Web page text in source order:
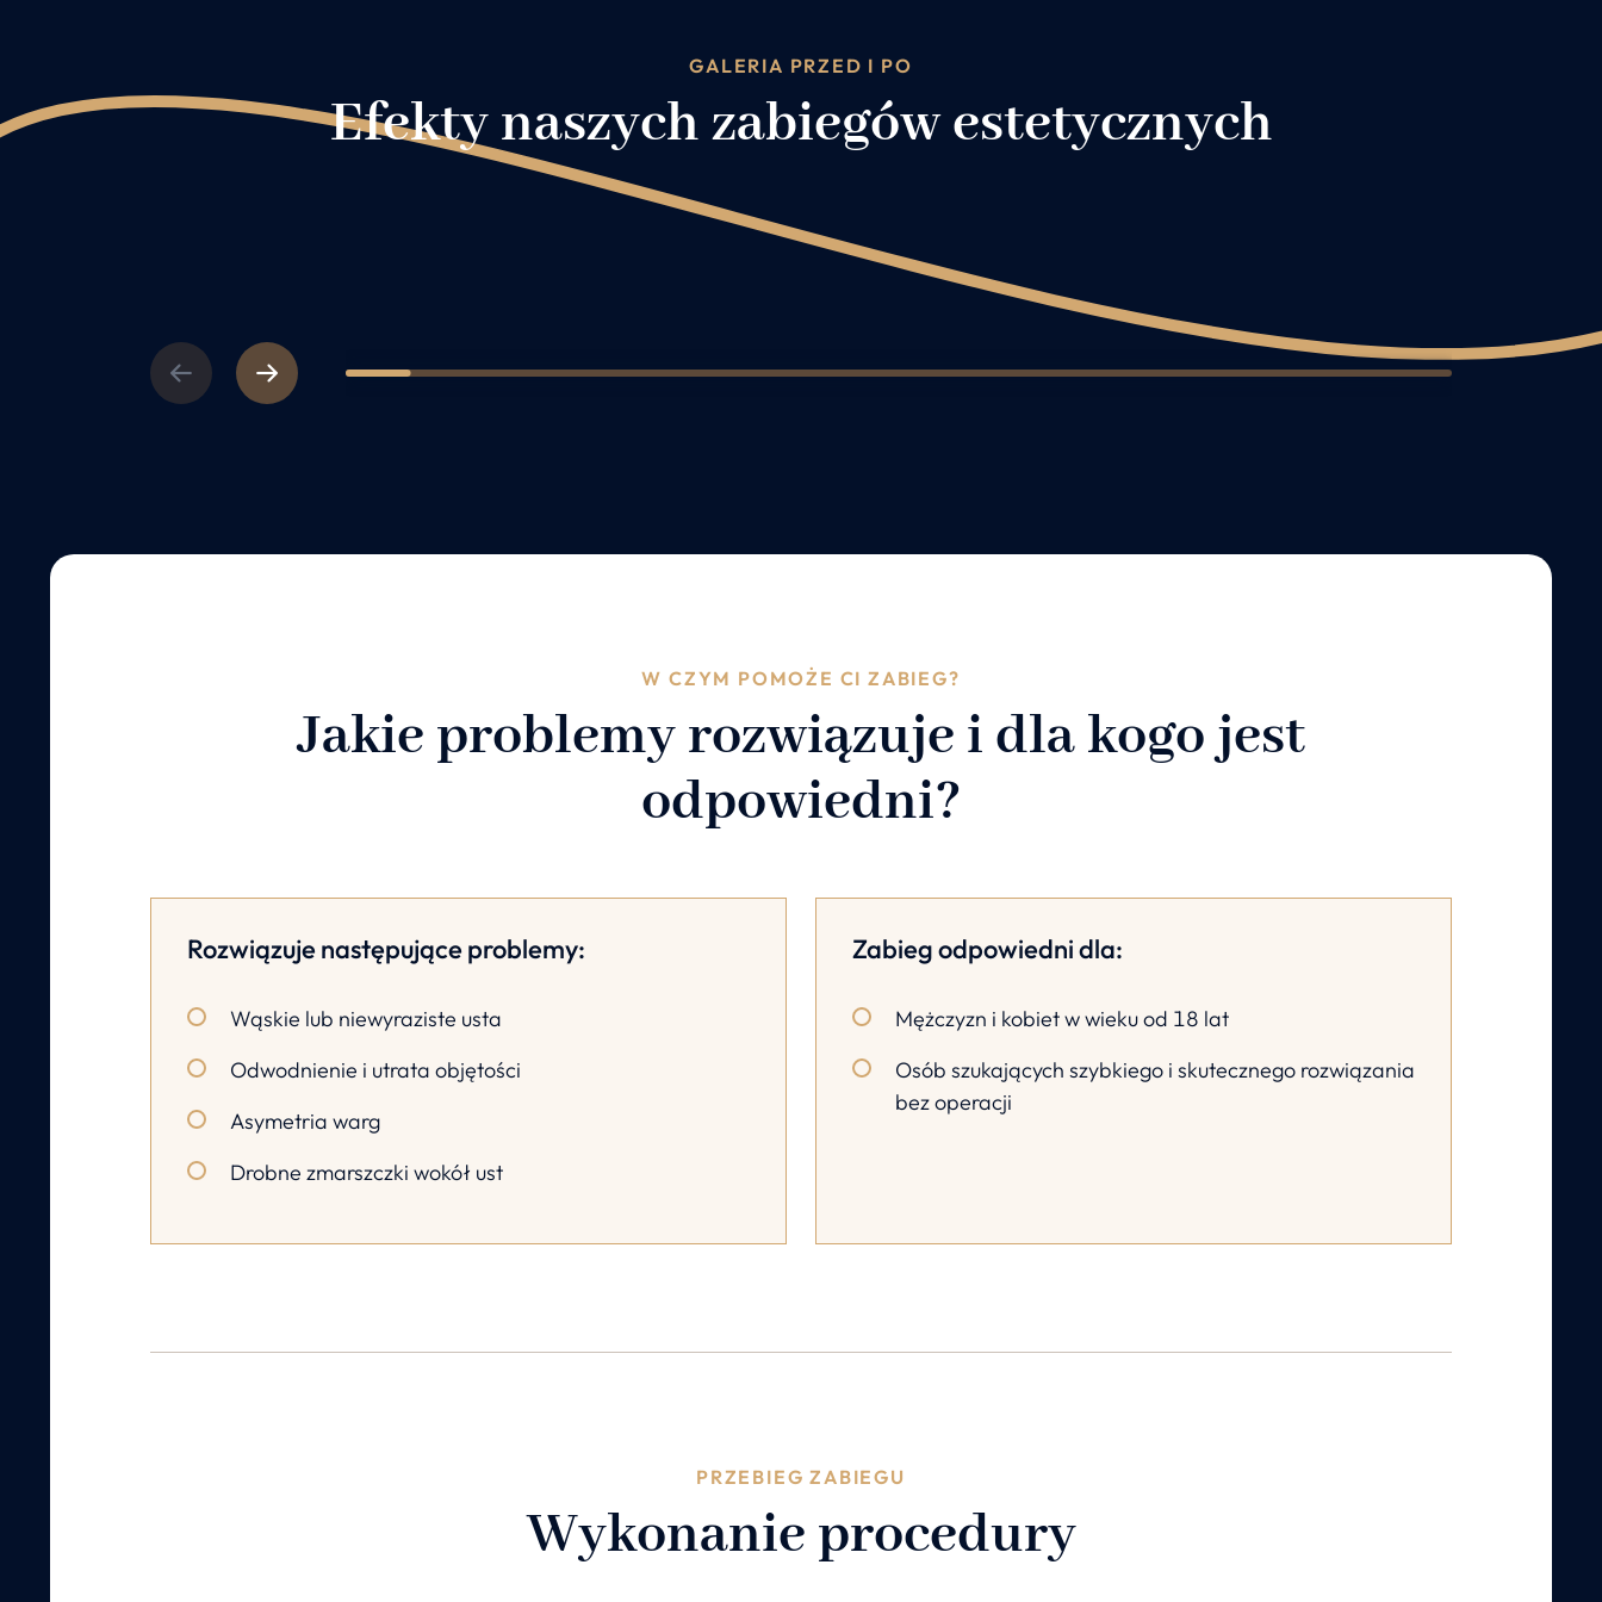
GALERIA PRZED I PO
Efekty naszych zabiegów estetycznych
Previous Next 1 2 3 4 5 6 7 8 9 10 11 12 13 14 15 16 17
W CZYM POMOŻE CI ZABIEG?
Jakie problemy rozwiązuje i dla kogo jest
odpowiedni?
Rozwiązuje następujące problemy:
Wąskie lub niewyraziste usta
Odwodnienie i utrata objętości
Asymetria warg
Drobne zmarszczki wokół ust
Zabieg odpowiedni dla:
Mężczyzn i kobiet w wieku od 18 lat
Osób szukających szybkiego i skutecznego rozwiązania
bez operacji
PRZEBIEG ZABIEGU
Wykonanie procedury